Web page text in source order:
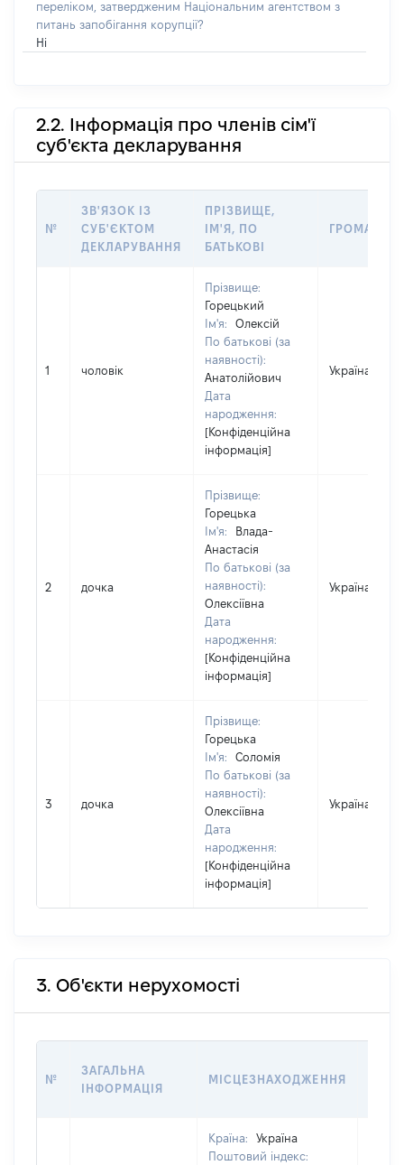
переліком, затвердженим Національним агентством з
питань запобігання корупції?
Ні
2.2. Інформація про членів сім'ї
суб'єкта декларування
№
ЗВ'ЯЗОК ІЗ
СУБ'ЄКТОМ
ДЕКЛАРУВАННЯ
ПРІЗВИЩЕ,
ІМ'Я, ПО
БАТЬКОВІ
1 чоловік
Прізвище:
Горецький
Ім'я:
Олексій
По батькові (за
наявності):
Анатолійович
Дата
народження:
[Конфіденційна
інформація]
Україна
2 дочка
Прізвище:
Горецька
Ім'я:
Влада-
Анастасія
По батькові (за
наявності):
Олексіївна
Дата
народження:
[Конфіденційна
інформація]
Україна
3 дочка
Прізвище:
Горецька
Ім'я:
Соломія
По батькові (за
наявності):
Олексіївна
Дата
народження:
[Конфіденційна
інформація]
Україна
3. Об'єкти нерухомості
№
ЗАГАЛЬНА
ІНФОРМАЦІЯ
МІСЦЕЗНАХОДЖЕННЯ
Країна:
Україна
Поштовий індекс: